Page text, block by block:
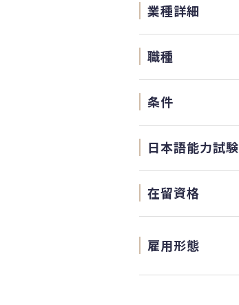
業種詳細
職種
条件
日本語能力試験
在留資格
雇用形態